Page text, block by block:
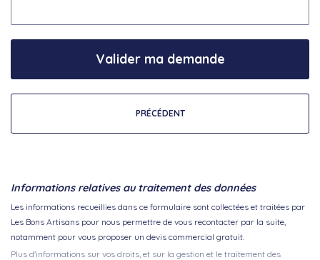
PRÉCÉDENT
Valider ma demande
Informations relatives au traitement des données
Les informations recueillies dans ce formulaire sont collectées et traitées par
Les Bons Artisans pour nous permettre de vous recontacter par la suite,
notamment pour vous proposer un devis commercial gratuit.
Plus d'informations sur vos droits, et sur la gestion et le traitement des